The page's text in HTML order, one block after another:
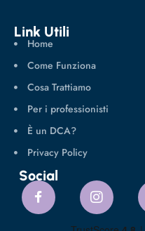
Link Utili
Home
Come Funziona
Cosa Trattiamo
Per i professionisti
È un DCA?
Privacy Policy
Social